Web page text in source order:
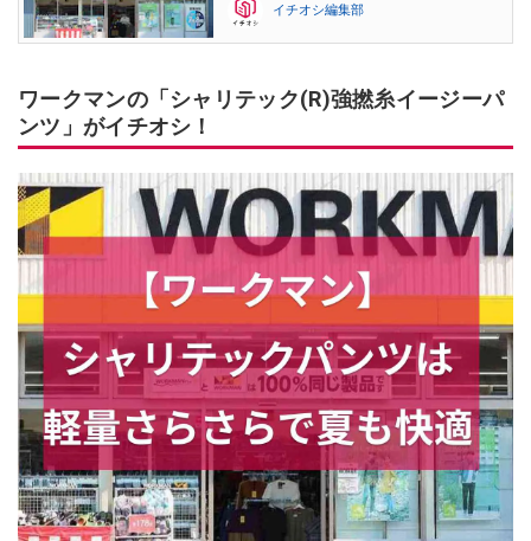
イチオシ編集部
ワークマンの「シャリテック(R)強撚糸イージーパ
ンツ」がイチオシ！